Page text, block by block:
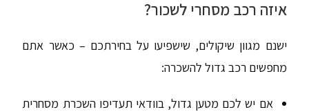
איזה רכב מסחרי לשכור?
ישנם מגוון שיקולים, שישפיעו על בחירתכם – כאשר אתם
מחפשים רכב גדול להשכרה:
אם יש לכם מטען גדול, בוודאי תעדיפו השכרת מסחרית